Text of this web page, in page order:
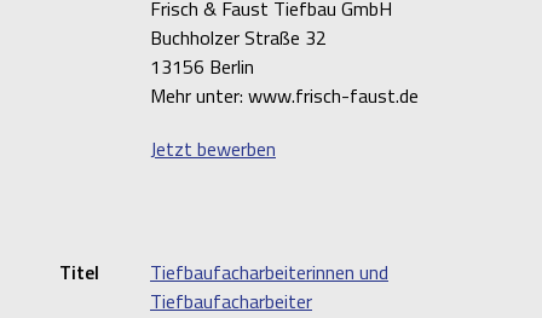
Frisch & Faust Tiefbau GmbH
Buchholzer Straße 32
13156 Berlin
Mehr unter: www.frisch-faust.de
Jetzt bewerben
Titel
Tiefbaufacharbeiterinnen und
Tiefbaufacharbeiter